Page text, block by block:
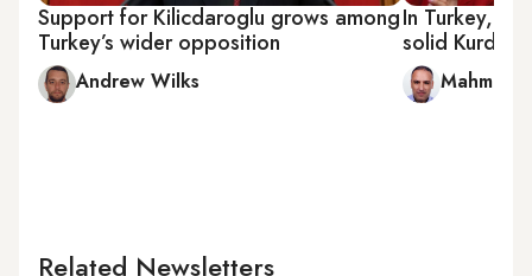
Support for Kilicdaroglu grows among
Turkey’s wider opposition
Andrew Wilks
In Turkey,
solid
Mahmut
Related Newsletters